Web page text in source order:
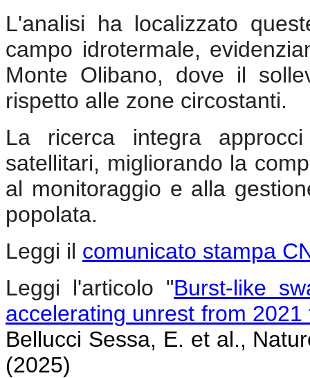
L'analisi ha localizzato
campo idrotermale,
Monte Olibano, dove il
rispetto alle zone circostanti.
La ricerca integra
satellitari, migliorando la
al monitoraggio e alla
popolata.
Leggi il comunicato stampa
Leggi l'articolo "Burst-like
accelerating unrest from 2021
Bellucci Sessa, E. et al.,
(2025)